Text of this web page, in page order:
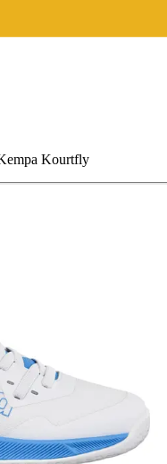
Kourtfly